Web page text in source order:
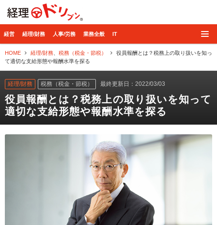
経営 経理/財務 人事/労務 業務全般 IT
HOME 経理/財務 税務（税金・節税）
役員報酬とは？税務上の取り扱いを知っ
て適切な支給形態や報酬水準を探る
経理/財務 税務（税金・節税） 最終更新日：2022/03/03
役員報酬とは？税務上の取り扱いを知って
適切な支給形態や報酬水準を探る